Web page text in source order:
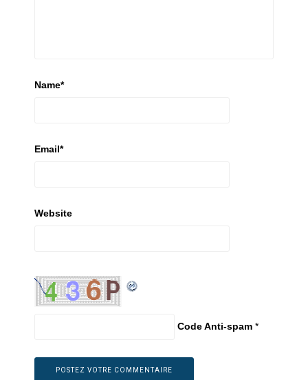
Name*
Email*
Website
Code Anti-spam *